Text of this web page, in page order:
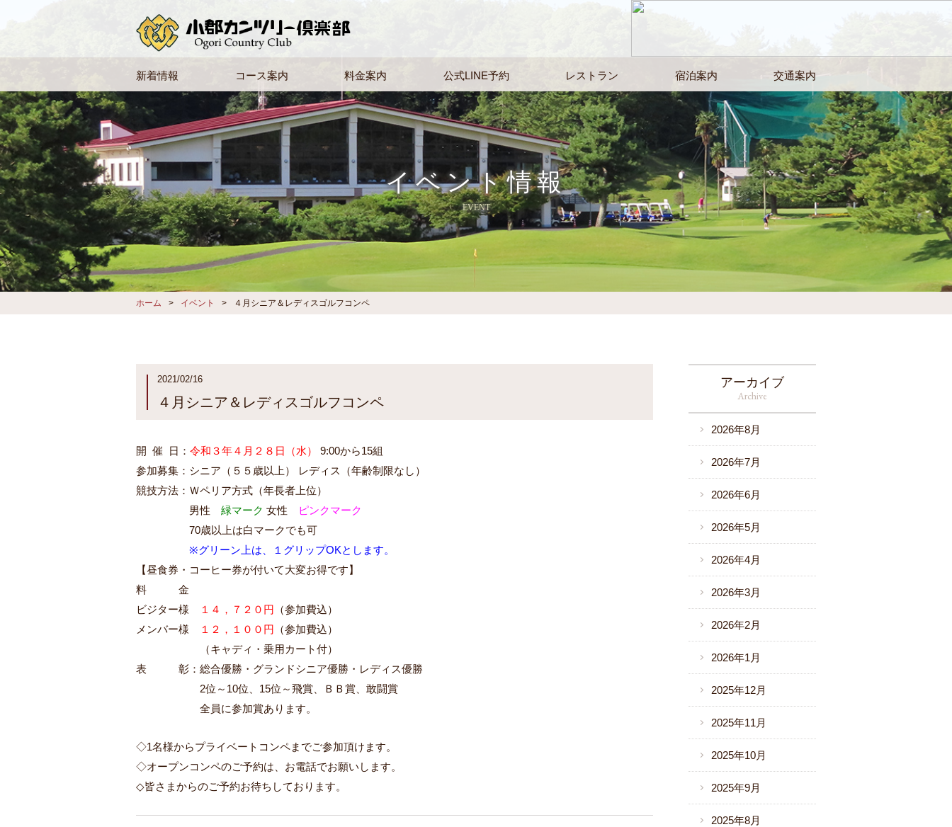
新着情報 コース案内 料金案内 公式LINE予約 レストラン 宿泊案内 交通案内
イベント情報
EVENT
ホーム イベント ４月シニア＆レディスゴルフコンペ
2021/02/16
４月シニア＆レディスゴルフコンペ
開 催 日： 令和３年４月２８日（水）
9:00から15組
参加募集：シニア（５５歳以上） レディス（年齢制限なし）
競技方法：Ｗペリア方式（年長者上位）
男性 緑マーク 女性
ピンクマーク
70歳以上は白マークでも可
※グリーン上は、１グリップOKとします。
【昼食券・コーヒー券が付いて大変お得です】
料 金
ビジター様
１４，７２０円 （参加費込）
メンバー様
１２，１００円 （参加費込）
（キャディ・乗用カート付）
表 彰：総合優勝・グランドシニア優勝・レディス優勝
2位～10位、15位～飛賞、ＢＢ賞、敢闘賞
全員に参加賞あります。
◇1名様からプライベートコンペまでご参加頂けます。
◇オープンコンペのご予約は、お電話でお願いします。
◇皆さまからのご予約お待ちしております。
アーカイブ
Archive
2026年8月
2026年7月
2026年6月
2026年5月
2026年4月
2026年3月
2026年2月
2026年1月
2025年12月
2025年11月
2025年10月
2025年9月
2025年8月